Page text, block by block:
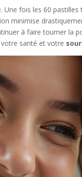
fois les 60
minimise
à faire tourner la
santé et votre